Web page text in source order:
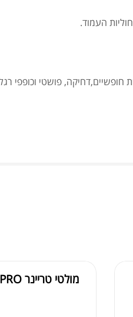
העמוד.
פושטי וכופפי
מולטי טריינר CONAN PRO